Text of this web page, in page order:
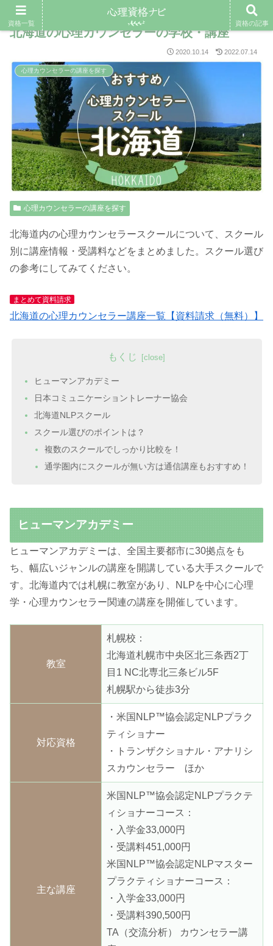
北海道の心理カウンセラーの学校・講座
2020.10.14 2022.07.14
心理カウンセラーの講座を探す
心理カウンセラーの講座を探す
北海道内の心理カウンセラースクールについて、スクール
別に講座情報・受講料などをまとめました。スクール選び
の参考にしてみてください。
まとめて資料請求
北海道の心理カウンセラー講座一覧【資料請求（無料）】
もくじ
ヒューマンアカデミー
日本コミュニケーショントレーナー協会
北海道NLPスクール
スクール選びのポイントは？
複数のスクールでしっかり比較を！
通学圏内にスクールが無い方は通信講座もおすすめ！
ヒューマンアカデミー
ヒューマンアカデミーは、全国主要都市に30拠点をも
ち、幅広いジャンルの講座を開講している大手スクールで
す。北海道内では札幌に教室があり、NLPを中心に心理
学・心理カウンセラー関連の講座を開催しています。
教室
札幌校：
北海道札幌市中央区北三条西2丁
目1 NC北専北三条ビル5F
札幌駅から徒歩3分
対応資格
・米国NLP™協会認定NLPプラク
ティショナー
・トランザクショナル・アナリシ
スカウンセラー ほか
主な講座
米国NLP™協会認定NLPプラクテ
ィショナーコース：
・入学金33,000円
・受講料451,000円
米国NLP™協会認定NLPマスター
プラクティショナーコース：
・入学金33,000円
・受講料390,500円
TA（交流分析） カウンセラー講
資格一覧 資格の記事